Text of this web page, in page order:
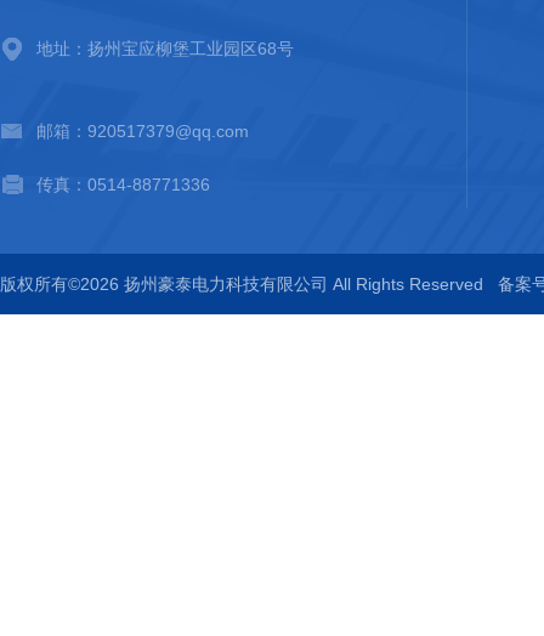
地址：扬州宝应柳堡工业园区68号
邮箱：920517379@qq.com
传真：0514-88771336
版权所有©2026 扬州豪泰电力科技有限公司 All Rights Reserved 备案